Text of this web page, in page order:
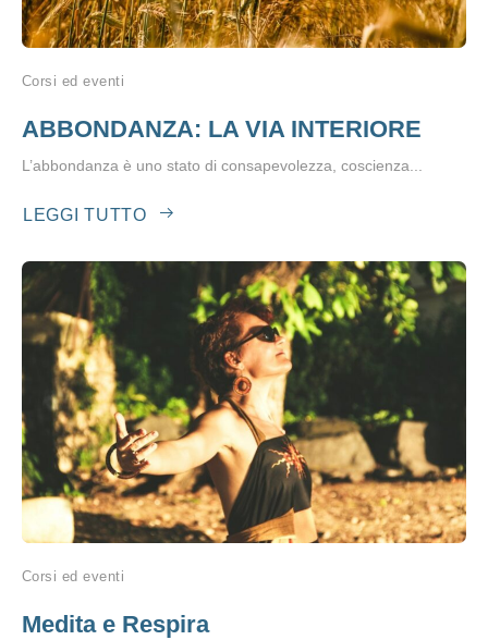
Corsi ed eventi
ABBONDANZA: LA VIA INTERIORE
L’abbondanza è uno stato di consapevolezza, coscienza...
LEGGI TUTTO
Corsi ed eventi
Medita e Respira